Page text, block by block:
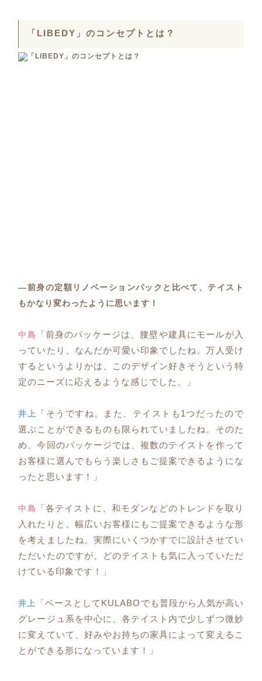
「LIBEDY」のコンセプトとは？
―前身の定額リノベーションパックと比べて、テイスト
もかなり変わったように思います！
中島
「前身のパッケージは、腰壁や建具にモールが入
っていたり、なんだか可愛い印象でしたね。万人受け
するというよりかは、このデザイン好きそうという特
定のニーズに応えるような感じでした。」
井上
「そうですね。また、テイストも1つだったので
選ぶことができるものも限られていましたね。そのた
め、今回のパッケージでは、複数のテイストを作って
お客様に選んでもらう楽しさもご提案できるようにな
ったと思います！」
中島
「各テイストに、和モダンなどのトレンドを取り
入れたりと、幅広いお客様にもご提案できるような形
を考えましたね。実際にいくつかすでに設計させてい
ただいたのですが、どのテイストも気に入っていただ
けている印象です！」
井上
「ベースとしてKULABOでも普段から人気が高い
グレージュ系を中心に、各テイスト内で少しずつ微妙
に変えていて、好みやお持ちの家具によって変えるこ
とができる形になっています！」